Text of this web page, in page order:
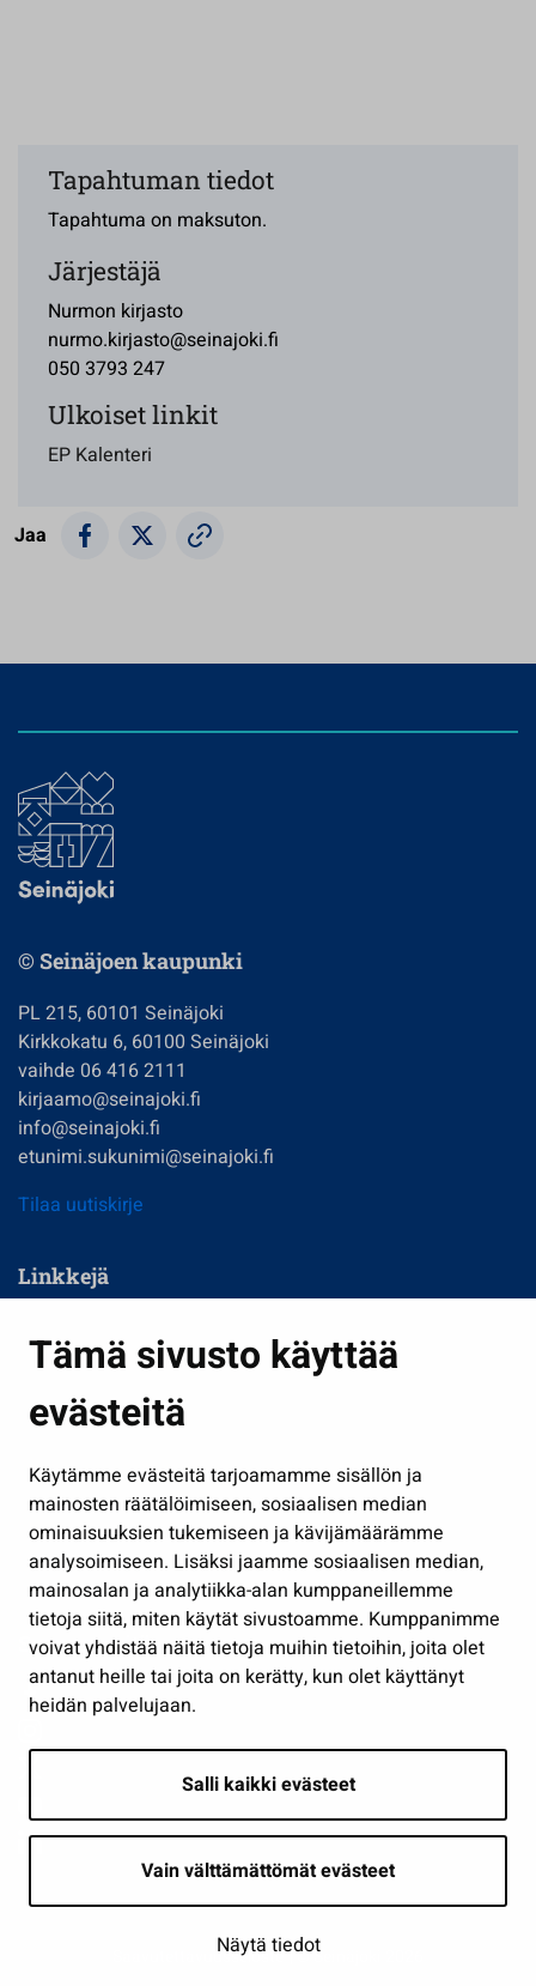
Tämä sivusto käyttää
evästeitä
Käytämme evästeitä tarjoamamme sisällön ja
mainosten räätälöimiseen, sosiaalisen median
ominaisuuksien tukemiseen ja kävijämäärämme
analysoimiseen. Lisäksi jaamme sosiaalisen median,
mainosalan ja analytiikka-alan kumppaneillemme
tietoja siitä, miten käytät sivustoamme. Kumppanimme
voivat yhdistää näitä tietoja muihin tietoihin, joita olet
antanut heille tai joita on kerätty, kun olet käyttänyt
heidän palvelujaan.
Salli kaikki evästeet
Vain välttämättömät evästeet
Näytä tiedot
Tapahtuman tiedot
Tapahtuma on maksuton.
Järjestäjä
Nurmon kirjasto
nurmo.kirjasto@seinajoki.fi
050 3793 247
Ulkoiset linkit
EP Kalenteri
Jaa
© Seinäjoen kaupunki
PL 215, 60101 Seinäjoki
Kirkkokatu 6, 60100 Seinäjoki
vaihde 06 416 2111
kirjaamo@seinajoki.fi
info@seinajoki.fi
etunimi.sukunimi@seinajoki.fi
Tilaa uutiskirje
Linkkejä
Kasvatus ja opetus
Kulttuuri ja liikunta
Työ ja yrittäminen
Osallistu ja asioi
Näytä omat evästeasetukseni
Seuraa meitä
Saavutettavuusseloste | © Seinäjoki 2026